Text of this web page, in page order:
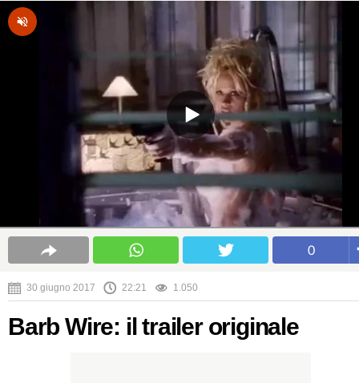
0
30 giugno 2017 22:21 1.050
Barb Wire: il trailer originale